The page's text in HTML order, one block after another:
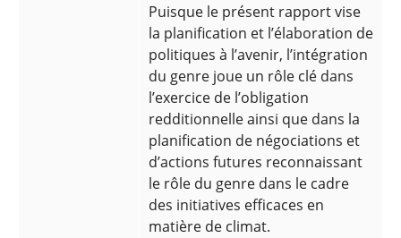
Puisque le présent rapport vise
la planification et l’élaboration de
politiques à l’avenir, l’intégration
du genre joue un rôle clé dans
l’exercice de l’obligation
redditionnelle ainsi que dans la
planification de négociations et
d’actions futures reconnaissant
le rôle du genre dans le cadre
des initiatives efficaces en
matière de climat.